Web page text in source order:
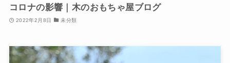
コロナの影響｜木のおもちゃ屋ブログ
2022年2月8日 未分類